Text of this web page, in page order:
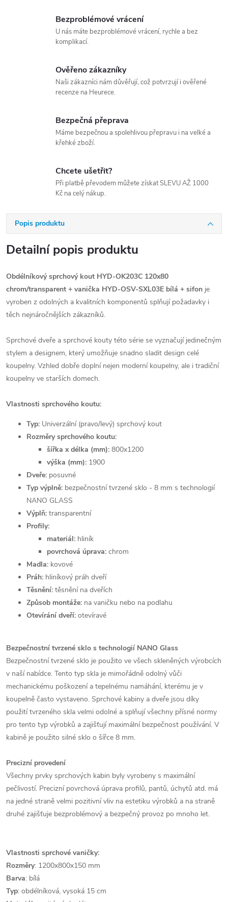
Bezproblémové vrácení
U nás máte bezproblémové vrácení, rychle a bez
komplikací.
Ověřeno zákazníky
Naši zákazníci nám důvěřují, což potvrzují i ověřené
recenze na Heurece.
Bezpečná přeprava
Máme bezpečnou a spolehlivou přepravu i na velké a
křehké zboží.
Chcete ušetřit?
Při platbě převodem můžete získat SLEVU AŽ 1000
Kč na celý nákup.
Popis produktu
Detailní popis produktu
Obdélníkový sprchový kout HYD-OK203C 120x80
chrom/transparent + vanička HYD-OSV-SXL03E bílá + sifon je
vyroben z odolných a kvalitních komponentů splňují požadavky i
těch nejnáročnějších zákazníků.
Sprchové dveře a sprchové kouty této série se vyznačují jedinečným
stylem a designem, který umožňuje snadno sladit design celé
koupelny. Vzhled dobře doplní nejen moderní koupelny, ale i tradiční
koupelny ve starších domech.
Vlastnosti sprchového koutu:
Typ: Univerzální (pravo/levý) sprchový kout
Rozměry sprchového koutu:
šířka x délka (mm): 800x1200
výška (mm): 1900
Dveře: posuvné
Typ výplně: bezpečnostní tvrzené sklo - 8 mm s technologií
NANO GLASS
Výplň: transparentní
Profily:
materiál: hliník
povrchová úprava: chrom
Madla: kovové
Práh: hliníkový práh dveří
Těsnění: těsnění na dveřích
Způsob montáže: na vaničku nebo na podlahu
Otevírání dveří: otevíravé
Bezpečnostní tvrzené sklo s technologií NANO Glass
Bezpečnostní tvrzené sklo je použito ve všech skleněných výrobcích
v naší nabídce. Tento typ skla je mimořádně odolný vůči
mechanickému poškození a tepelnému namáhání, kterému je v
koupelně často vystaveno. Sprchové kabiny a dveře jsou díky
použití tvrzeného skla velmi odolné a splňují všechny přísné normy
pro tento typ výrobků a zajišťují maximální bezpečnost používání. V
kabině je použito silné sklo o šířce 8 mm.
Precizní provedení
Všechny prvky sprchových kabin byly vyrobeny s maximální
pečlivostí. Precizní povrchová úprava profilů, pantů, úchytů atd. má
na jedné straně velmi pozitivní vliv na estetiku výrobků a na straně
druhé zajišťuje bezproblémový a bezpečný provoz po mnoho let.
Vlastnosti sprchové vaničky:
Rozměry: 1200x800x150 mm
Barva: bílá
Typ: obdélníková, vysoká 15 cm